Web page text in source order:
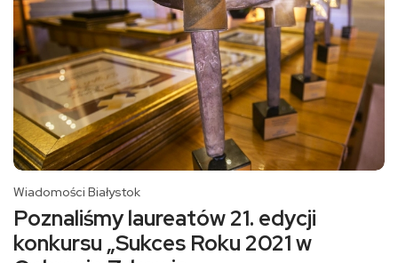
Wiadomości Białystok
Poznaliśmy laureatów 21. edycji
konkursu „Sukces Roku 2021 w